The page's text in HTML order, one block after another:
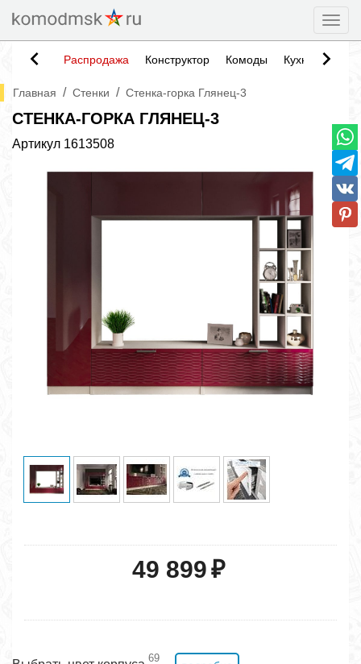
Распродажа Конструктор Комоды Кухни
Главная / Стенки / Стенка-горка Глянец-3
СТЕНКА-ГОРКА ГЛЯНЕЦ-3
Артикул 1613508
49 899₽
69